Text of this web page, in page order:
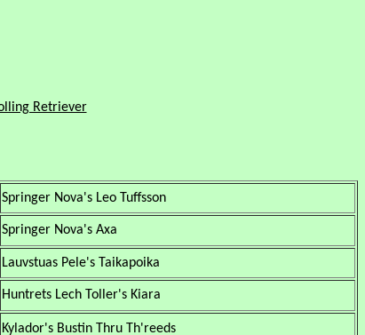
Retriever
Springer Nova's Leo Tuffsson
Springer Nova's Axa
Lauvstuas Pele's Taikapoika
Huntrets Lech Toller's Kiara
Kylador's Bustin Thru Th'reeds